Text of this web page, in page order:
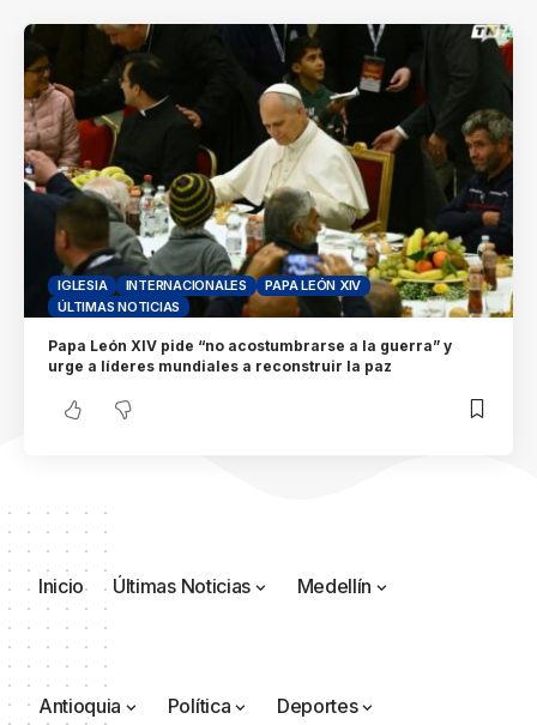
IGLESIA INTERNACIONALES
PAPA LEÓN XIV
ÚLTIMAS NOTICIAS
Papa León XIV pide “no acostumbrarse a la guerra” y
urge a líderes mundiales a reconstruir la paz
Inicio Últimas Noticias Medellín
Antioquia Política Deportes